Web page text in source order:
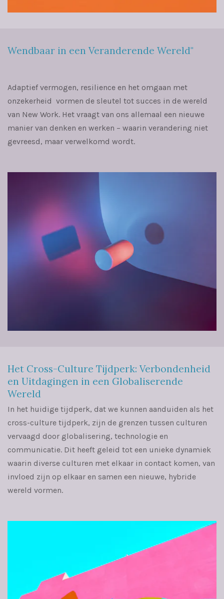
Wendbaar in een Veranderende Wereld"
Adaptief vermogen, resilience en het omgaan met
onzekerheid vormen de sleutel tot succes in de wereld
van New Work. Het vraagt van ons allemaal een nieuwe
manier van denken en werken – waarin verandering niet
gevreesd, maar verwelkomd wordt.
Het Cross-Culture Tijdperk: Verbondenheid
en Uitdagingen in een Globaliserende
Wereld
In het huidige tijdperk, dat we kunnen aanduiden als het
cross-culture tijdperk, zijn de grenzen tussen culturen
vervaagd door globalisering, technologie en
communicatie. Dit heeft geleid tot een unieke dynamiek
waarin diverse culturen met elkaar in contact komen, van
invloed zijn op elkaar en samen een nieuwe, hybride
wereld vormen.